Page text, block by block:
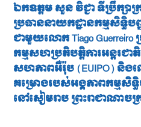
ឯកឧត្តម សួន វិជ្ជា ទីប្រឹក្សា
ប្រធាននាយកដ្ឋានកម្មសិទ្ធិប
ជាមួយលោក Tiago
កម្មសហប្រតិបត្តិការអន្តរជា
សហភាពអឺរ៉ុប (EUIPO) និងលោ
គម្រោងរបស់អង្គភាពកម្មសិទ្
នៅសៀម​រាប ព្រះរាជាណាចក្